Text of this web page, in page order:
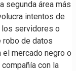
segunda área más
intentos de
los servidores o
robo de datos
mercado negro o
con la